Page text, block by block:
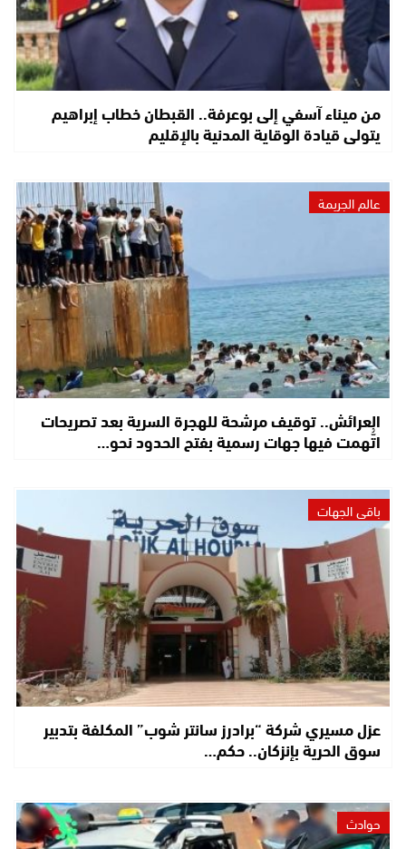
من ميناء آسفي إلى بوعرفة.. القبطان خطاب إبراهيم
يتولى قيادة الوقاية المدنية بالإقليم
عالم الجريمة
العرائش.. توقيف مرشحة للهجرة السرية بعد تصريحات
اتُّهمت فيها جهات رسمية بفتح الحدود نحو…
باقي الجهات
عزل مسيري شركة “برادرز سانتر شوب” المكلفة بتدبير
سوق الحرية بإنزكان.. حكم…
حوادث